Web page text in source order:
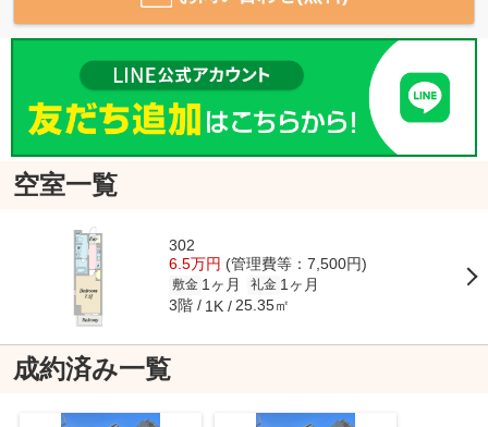
空室一覧
302
6.5万円 (管理費等：7,500円)
敷金 1ヶ月 礼金 1ヶ月
3階 1K 25.35㎡
成約済み一覧